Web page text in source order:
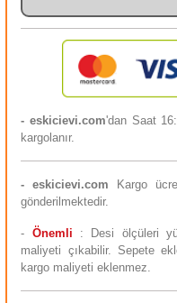
- eskicievi.com'dan Saat
kargolanır.
-eskicievi.com Kargo
gönderilmektedir.
- Önemli
: Desi ölçüleri
maliyeti çıkabilir. Sepete
kargo maliyeti eklenmez.